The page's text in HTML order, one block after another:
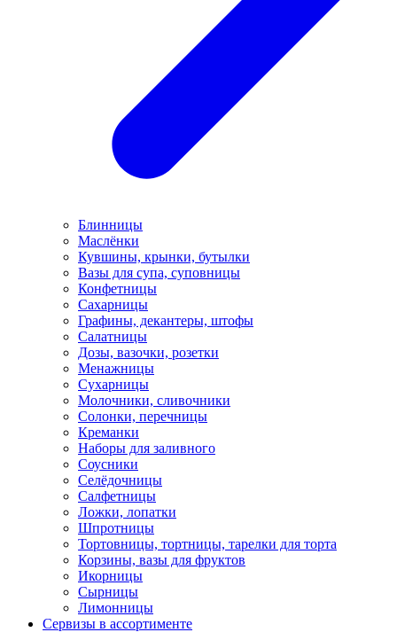
Блинницы
Маслёнки
Кувшины, крынки, бутылки
Вазы для супа, суповницы
Конфетницы
Сахарницы
Графины, декантеры, штофы
Салатницы
Дозы, вазочки, розетки
Менажницы
Сухарницы
Молочники, сливочники
Солонки, перечницы
Креманки
Наборы для заливного
Соусники
Селёдочницы
Салфетницы
Ложки, лопатки
Шпротницы
Тортовницы, тортницы, тарелки для торта
Корзины, вазы для фруктов
Икорницы
Сырницы
Лимонницы
Сервизы в ассортименте